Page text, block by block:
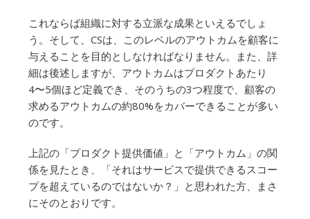
これならば組織に対する立派な成果といえるでしょ
う。そして、CSは、このレベルのアウトカムを顧客に
与えることを目的としなければなりません。また、詳
細は後述しますが、アウトカムはプロダクトあたり
4〜5個ほど定義でき、そのうちの3つ程度で、顧客の
求めるアウトカムの約80%をカバーできることが多い
のです。
上記の「プロダクト提供価値」と「アウトカム」の関
係を見たとき、「それはサービスで提供できるスコー
プを超えているのではないか？」と思われた方、まさ
にそのとおりです。